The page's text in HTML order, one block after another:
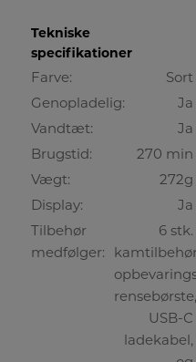
Tekniske
specifikationer
Farve:
Sort
Genopladelig:
Ja
Vandtæt:
Ja
Brugstid:
270 min
Vægt:
272g
Display:
Ja
Tilbehør
medfølger:
6 stk.
rensebørste,
USB-C
ladekabel,